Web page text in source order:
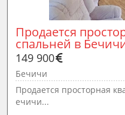
Продается
спальней в
149 900
Бечичи
Продается просторная
ечичи...